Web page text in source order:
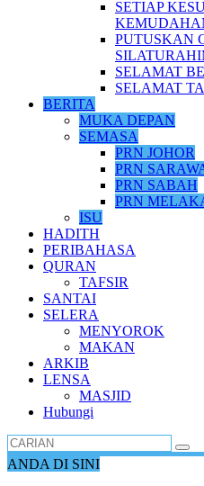
SETIAP
PUTUSKAN
SELAMAT
SELAMAT
BERITA
MUKA DEPAN
SEMASA
PRN JOHOR
PRN
PRN SABAH
PRN
ISU
HADITH
PERIBAHASA
QURAN
TAFSIR
SANTAI
SELERA
MENYOROK
MAKAN
ARKIB
LENSA
MASJID
Hubungi
ANDA DI SINI